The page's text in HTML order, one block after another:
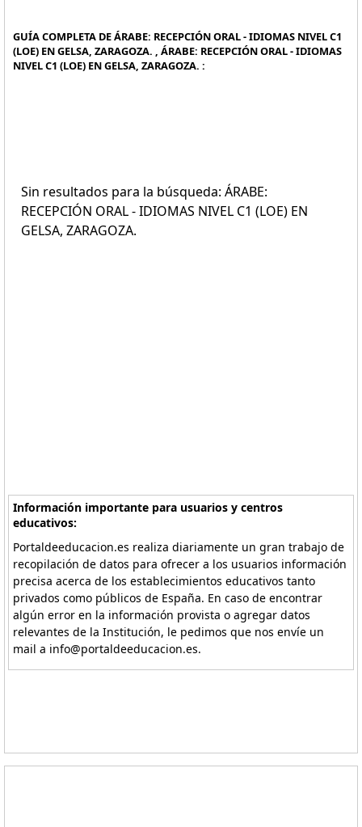
GUÍA COMPLETA DE ÁRABE: RECEPCIÓN ORAL - IDIOMAS NIVEL C1
(LOE) EN GELSA, ZARAGOZA. , ÁRABE: RECEPCIÓN ORAL - IDIOMAS
NIVEL C1 (LOE) EN GELSA, ZARAGOZA. :
Sin resultados para la búsqueda: ÁRABE:
RECEPCIÓN ORAL - IDIOMAS NIVEL C1 (LOE) EN
GELSA, ZARAGOZA.
Información importante para usuarios y centros
educativos:
Portaldeeducacion.es realiza diariamente un gran trabajo de
recopilación de datos para ofrecer a los usuarios información
precisa acerca de los establecimientos educativos tanto
privados como públicos de España. En caso de encontrar
algún error en la información provista o agregar datos
relevantes de la Institución, le pedimos que nos envíe un
mail a info@portaldeeducacion.es.